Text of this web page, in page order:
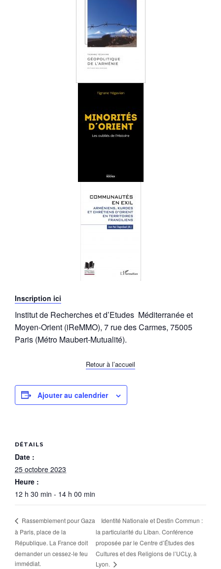
Inscription ici
Institut de Recherches et d’Etudes Méditerranée et
Moyen-Orient (iReMMO), 7 rue des Carmes, 75005
Paris (Métro Maubert-Mutualité).
Retour à l’accueil
Ajouter au calendrier
DÉTAILS
Date :
25 octobre 2023
Heure :
12 h 30 min - 14 h 00 min
Rassemblement pour Gaza
à Paris, place de la
République. La France doit
demander un cessez-le feu
immédiat.
Identité Nationale et Destin Commun :
la particularité du Liban. Conférence
proposée par le Centre d’Études des
Cultures et des Religions de l’UCLy, à
Lyon.